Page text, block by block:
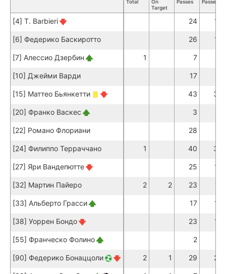
Total
On
Target
Passes Passes
[4] T. Barbieri 24 18
[6] Федерико Баскиротто 26 19
[7] Алессио Дзербин 1 7
[10] Джейми Варди 17
[15] Маттео Бьянкетти 43 34
[20] Франко Васкес 3
[22] Романо Флориани 28
[24] Филиппо Терраччано 1 40 30
[27] Яри Вандепютте 25 18
[32] Мартин Пайеро 2 2 23
[33] Альберто Грасси 17 14
[38] Уоррен Бондо 23 18
[55] Франческо Фолино 2
[90] Федерико Бонаццоли 2 1 29 23